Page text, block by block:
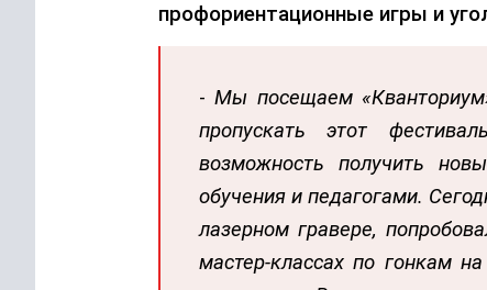
профориентационные игры и
-Мы посещаем
пропускать этот
возможность получить
обучения и педагогами.
лазерном гравере,
мастер-классах по гонкам